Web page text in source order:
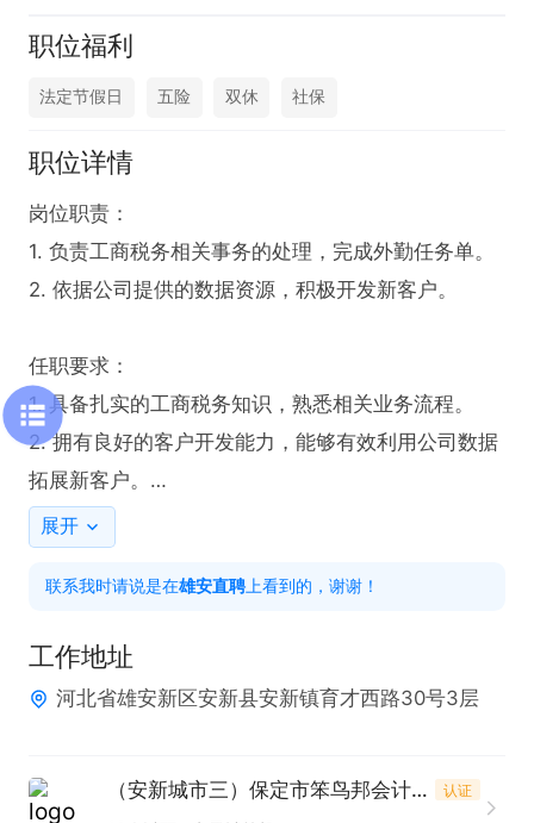
职位福利
法定节假日 五险 双休 社保
职位详情
岗位职责：
1. 负责工商税务相关事务的处理，完成外勤任务单。
2. 依据公司提供的数据资源，积极开发新客户。
任职要求：
1. 具备扎实的工商税务知识，熟悉相关业务流程。
2. 拥有良好的客户开发能力，能够有效利用公司数据
拓展新客户。
3. 持有相关行业认可的技能证书者优先考虑。
展开
联系我时请说是在雄安直聘 上看到的，谢谢！
工作地址
河北省雄安新区安新县安新镇育才西路30号3层
（安新城市三）保定市笨鸟邦会计服务有限公司安新县第二分公司 认证